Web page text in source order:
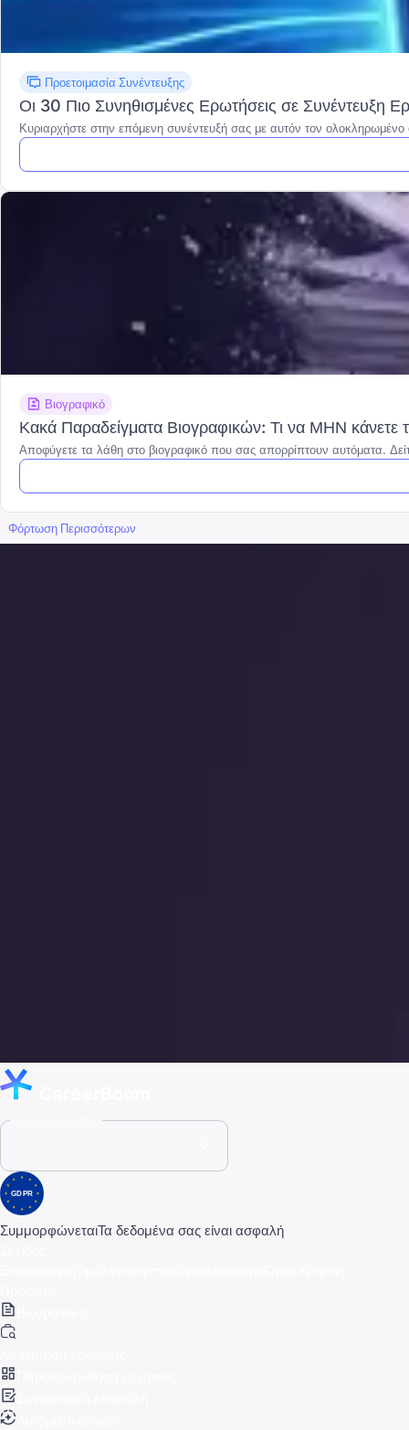
Προετοιμασία Συνέντευξης
Οι 30 Πιο Συνηθισμένες Ερωτήσεις σε Συνέντευξη
Κυριαρχήστε στην επόμενη συνέντευξή σας με αυτόν τον
Βιογραφικό
Κακά Παραδείγματα Βιογραφικών: Τι να ΜΗΝ
Αποφύγετε τα λάθη στο βιογραφικό που σας απορρίπτουν αυτόματα.
Φόρτωση Περισσότερων
GDPR
ΣυμμορφώνεταιΤα δεδομένα σας είναι ασφαλή